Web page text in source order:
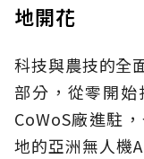
地開花
科技與農技的全
部分，從零開
CoWoS廠進駐
地的亞洲無人機